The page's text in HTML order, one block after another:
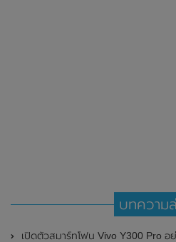
บทความ
เปิดตัวสมาร์ทโฟน Vivo Y300 Pro อย่างเป็นทางการแล้วในประเทศจีน มาพร้อมดีไซน์พรีเมี่ยม